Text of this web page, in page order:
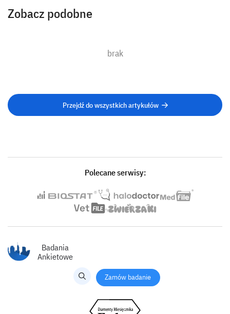
Zobacz podobne
brak
Przejdź do wszystkich artykułów
Polecane serwisy:
Badania
Ankietowe
Zamów badanie